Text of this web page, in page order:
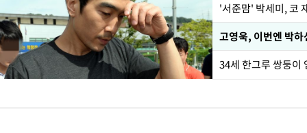
'서준맘' 박세미, 코
34세 한그루 쌍둥